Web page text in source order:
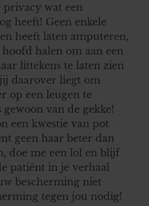
privacy wat een
heeft! Geen enkele
heeft laten amputeren,
halen om aan een
littekens te laten zien
daarover liegt om
op een leugen te
van de gekke!
een kwestie van pot
geen haar beter dan
doe me een lol en blijf
patiënt in je verhaal
bescherming niet
tegen jou nodig!